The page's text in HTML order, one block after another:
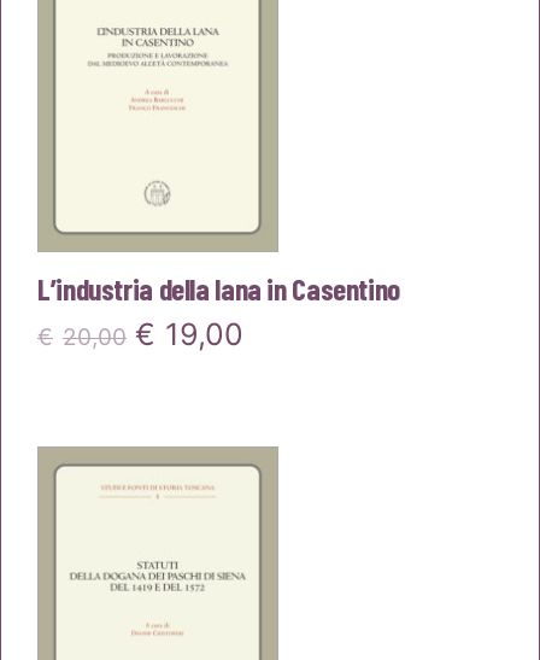
L’industria della lana in Casentino
€ 20,00 Il
era:
€20,00.
€ 19,00
è: